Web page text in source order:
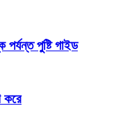
পুষ্টি গাইড
করে